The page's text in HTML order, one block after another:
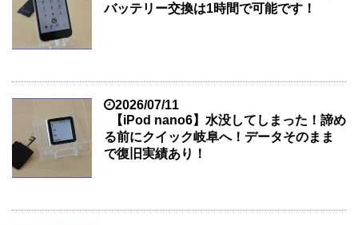
バッテリー交換は1時間で可能です！
2026/07/11
【iPod nano6】水没してしまった！諦め
る前にクイック岐阜へ！データそのまま
で復旧実績あり！